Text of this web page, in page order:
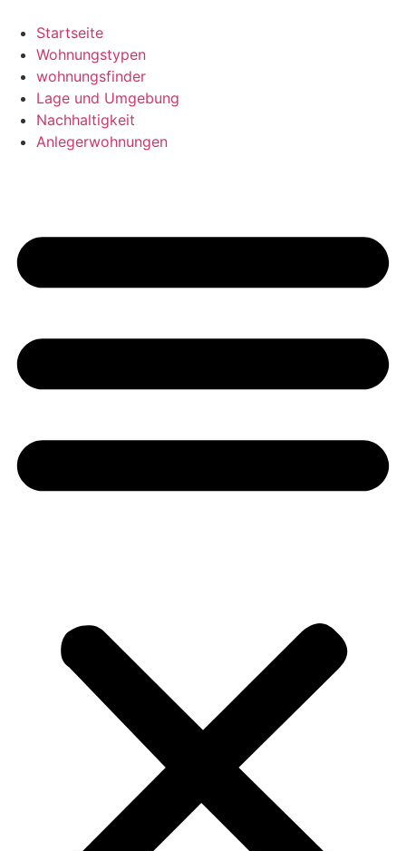
content
Startseite
Wohnungstypen
wohnungsfinder
Lage und Umgebung
Nachhaltigkeit
Anlegerwohnungen